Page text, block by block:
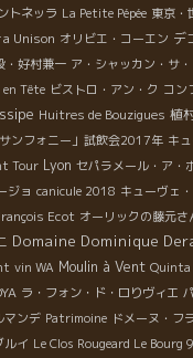
トネッラ La Petite Pépée 東京・
Unison オリビエ・コーエン デ
・好村兼一 ア・シャッカン・サ
Tête ビストロ・アン・ク コン
Huitres de Bouzigues 植
ンフォニー」試飲会2017年 キ
Tour Lyon セパラメール・ア・
ジョ canicule 2018 キューヴェ
Ecot オーリックの藤元さ
Domaine Dominique
vin WA Moulin à Vent Quinta
ラ・フォン・ド・ロりヴィエ
マンデ Patrimoine ドメーヌ・フ
ルイ Le Clos Rougeard Le Bourg